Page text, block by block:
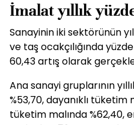
İmalat yıllık
Sanayinin iki sektörünün
ve taş ocakçılığında
60,43 artış olarak
Ana sanayi gruplarının
%53,70, dayanıklı tüketim
tüketim malında %62,40,